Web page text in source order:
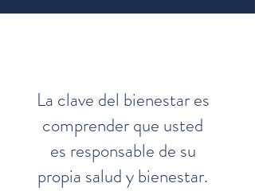
La clave del bienestar es
comprender que usted
es responsable de su
propia salud y bienestar.